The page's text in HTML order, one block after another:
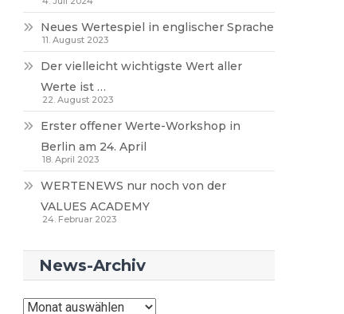
Neues Wertespiel in englischer Sprache
11. August 2023
Der vielleicht wichtigste Wert aller
Werte ist …
22. August 2023
Erster offener Werte-Workshop in
Berlin am 24. April
18. April 2023
WERTENEWS nur noch von der
VALUES ACADEMY
24. Februar 2023
News-Archiv
News-